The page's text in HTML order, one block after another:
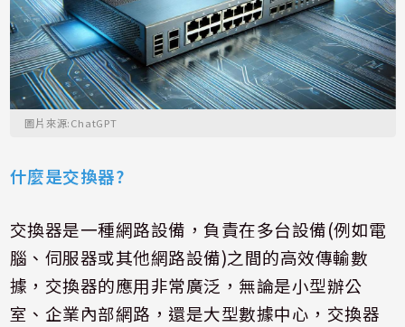
圖片來源:ChatGPT
什麼是交換器?
交換器是一種網路設備，負責在多台設備(例如電
腦、伺服器或其他網路設備)之間的高效傳輸數
據，交換器的應用非常廣泛，無論是小型辦公
室、企業內部網路，還是大型數據中心，交換器